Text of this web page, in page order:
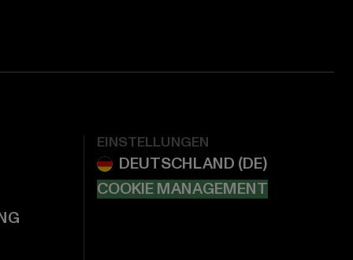
EINSTELLUNGEN
COOKIE MANAGEMENT